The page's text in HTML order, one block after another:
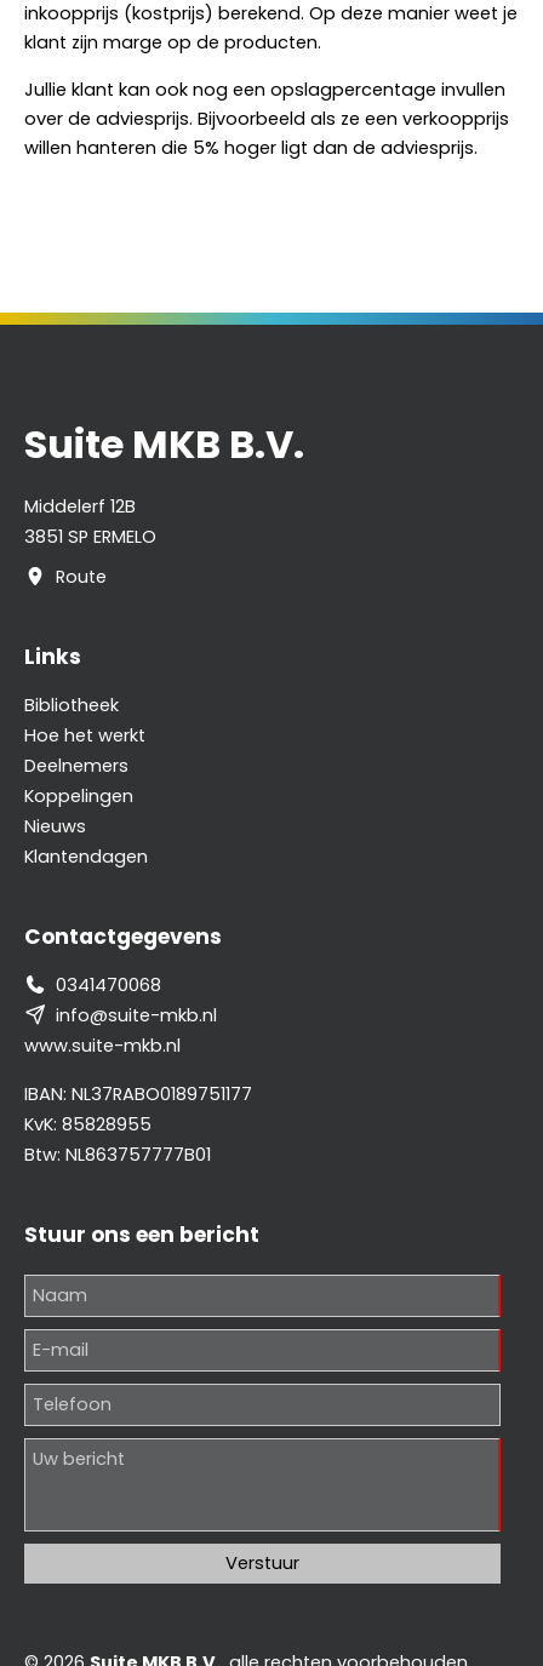
inkoopprijs (kostprijs) berekend. Op deze manier weet je
klant zijn marge op de producten.
Jullie klant kan ook nog een opslagpercentage invullen
over de adviesprijs. Bijvoorbeeld als ze een verkoopprijs
willen hanteren die 5% hoger ligt dan de adviesprijs.
Suite MKB B.V.
Middelerf 12B
3851 SP ERMELO
Route
Links
Bibliotheek
Hoe het werkt
Deelnemers
Koppelingen
Nieuws
Klantendagen
Contactgegevens
0341470068
info@suite-mkb.nl
www.suite-mkb.nl
IBAN: NL37RABO0189751177
KvK: 85828955
Btw: NL863757777B01
Stuur ons een bericht